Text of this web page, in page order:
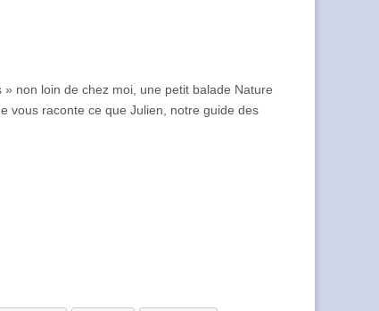
non loin de chez moi, une petit balade Nature
vous raconte ce que Julien, notre guide des